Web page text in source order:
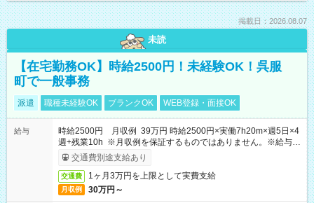
掲載日：2026.08.07
未読
【在宅勤務OK】時給2500円！未経験OK！呉服
町で一般事務
派遣 職種未経験OK ブランクOK WEB登録・面接OK
給与
時給2500円 月収例 39万円 時給2500円×実働7h20m×週5日×4
週+残業10h ※月収例を保証するものではありません。※給与即
受取りサービス利用可（利用条件有）
交通費別途支給あり
交通費 1ヶ月3万円を上限として実費支給
月収例 30万円～